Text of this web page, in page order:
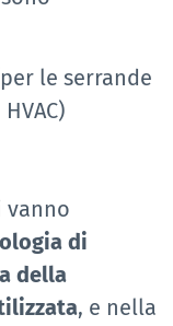
le serrande
vanno
di
della
, e nella